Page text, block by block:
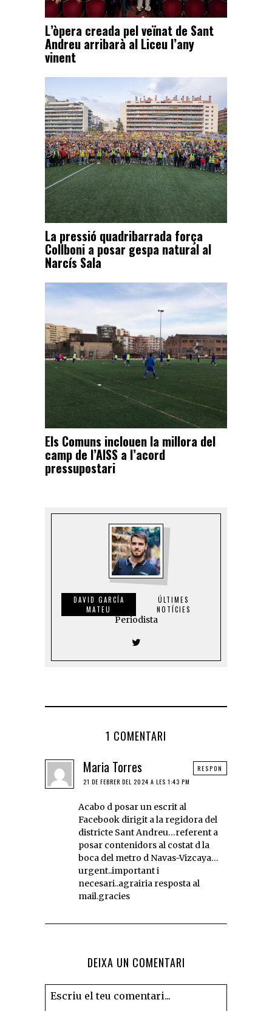
L’òpera creada pel veïnat de Sant
Andreu arribarà al Liceu l’any
vinent
La pressió quadribarrada força
Collboni a posar gespa natural al
Narcís Sala
Els Comuns inclouen la millora del
camp de l’AISS a l’acord
pressupostari
DAVID GARCÍA
MATEU
ÚLTIMES
NOTÍCIES
Periodista
1 COMENTARI
Maria Torres
21 DE FEBRER DEL 2024 A LES 1:43 PM
Acabo d posar un escrit al
Facebook dirigit a la regidora del
districte Sant Andreu…referent a
posar contenidors al costat d la
boca del metro d Navas-Vizcaya…
urgent..important i
necesari..agrairia resposta al
mail.gracies
RESPON
DEIXA UN COMENTARI